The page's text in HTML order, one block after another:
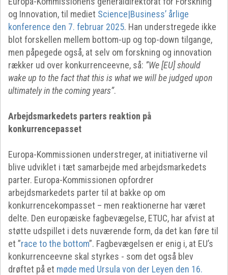
og Innovation, til mediet Science|Business’ årlige
konference den 7. februar 2025. Han understregede ikke
blot forskellen mellem bottom-up og top-down tilgange,
men påpegede også, at selv om forskning og innovation
rækker ud over konkurrenceevne, så: ”We [EU] should
wake up to the fact that this is what we will be judged upon
ultimately in the coming years”.
Arbejdsmarkedets parters reaktion på
konkurrencepasset
Europa-Kommissionen understreger, at initiativerne vil
blive udviklet i tæt samarbejde med arbejdsmarkedets
parter. Europa-Kommissionen opfordrer
arbejdsmarkedets parter til at bakke op om
konkurrencekompasset – men reaktionerne har været
delte. Den europæiske fagbevægelse, ETUC, har afvist at
støtte udspillet i dets nuværende form, da det kan føre til
et ”race to the bottom”. Fagbevægelsen er enig i, at EU’s
konkurrenceevne skal styrkes - som det også blev
drøftet på et møde med Ursula von der Leyen den 16.